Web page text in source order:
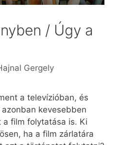
/ Úgy a
Gergely
a televízióban, és
kevesebben
film folytatása is. Ki
ha a film zárlatára